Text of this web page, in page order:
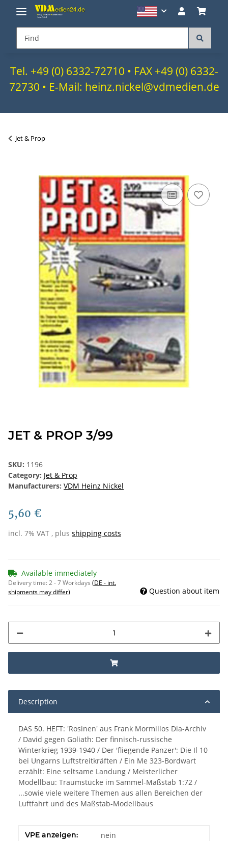
Tel. +49 (0) 6332-72710 • FAX +49 (0) 6332-
72730 • E-Mail: heinz.nickel@vdmedien.de
Jet & Prop
JET & PROP 3/99
SKU: 1196
Category: Jet & Prop
Manufacturers: VDM Heinz Nickel
5,60 €
incl. 7% VAT , plus shipping costs
Available immediately
Delivery time:2 - 7 Workdays (DE - int.
shipments may differ)
Question about item
Description
DAS 50. HEFT: 'Rosinen' aus Frank Mormillos Dia-Archiv
/ David gegen Goliath: Der finnisch-russische
Winterkrieg 1939-1940 / Der 'fliegende Panzer': Die Il 10
bei Ungarns Luftstreitkräften / Ein Me 323-Bordwart
erzählt: Eine seltsame Landung / Meisterlicher
Modellbau: Traumstücke im Sammel-Maßstab 1:72 /
...sowie viele weitere Themen aus allen Bereichen der
Luftfahrt und des Maßstab-Modellbaus
VPE anzeigen: nein